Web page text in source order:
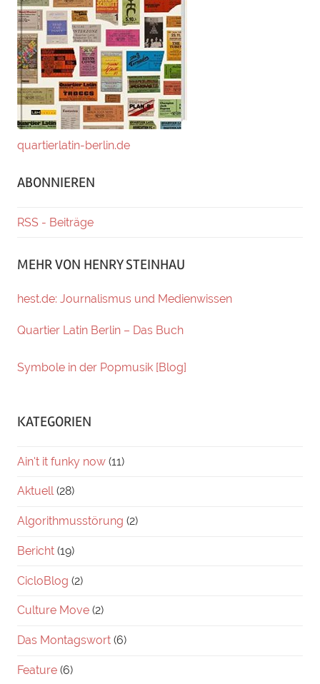
quartierlatin-berlin.de
ABONNIEREN
RSS - Beiträge
MEHR VON HENRY STEINHAU
hest.de: Journalismus und Medienwissen
Quartier Latin Berlin – Das Buch
Symbole in der Popmusik [Blog]
KATEGORIEN
Ain't it funky now (11)
Aktuell(28)
Algorithmusstörung (2)
Bericht (19)
CicloBlog (2)
Culture Move (2)
Das Montagswort (6)
Feature (6)